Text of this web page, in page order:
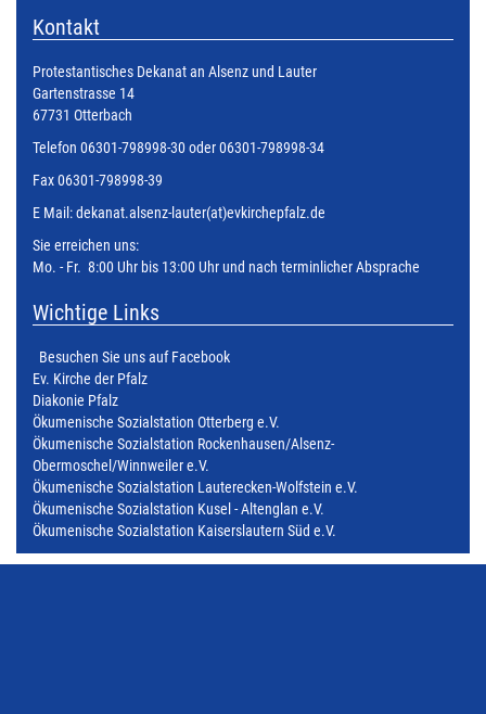
Kontakt
Protestantisches Dekanat an Alsenz und Lauter
Gartenstrasse 14
67731 Otterbach
Telefon 06301-798998-30 oder 06301-798998-34
Fax 06301-798998-39
E Mail:dekanat.alsenz-lauter(at)evkirchepfalz.de
Sie erreichen uns:
Mo. - Fr. 8:00 Uhr bis 13:00 Uhr und nach terminlicher Absprache
Wichtige Links
Besuchen Sie uns auf Facebook
Ev. Kirche der Pfalz
Diakonie Pfalz
Ökumenische Sozialstation Otterberg e.V.
Ökumenische Sozialstation Rockenhausen/Alsenz-
Obermoschel/Winnweiler e.V.
Ökumenische Sozialstation Lauterecken-Wolfstein e.V.
Ökumenische Sozialstation Kusel - Altenglan e.V.
Ökumenische Sozialstation Kaiserslautern Süd e.V.